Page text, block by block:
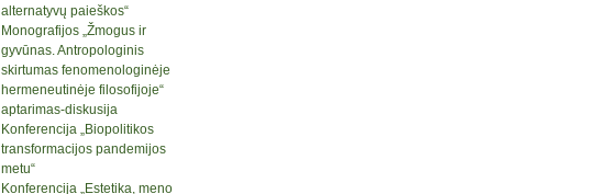
alternatyvų paieškos“
Monografijos „Žmogus ir
gyvūnas. Antropologinis
skirtumas fenomenologinėje
hermeneutinėje filosofijoje“
aptarimas-diskusija
Konferencija „Biopolitikos
transformacijos pandemijos
metu“
Konferencija „Estetika, meno